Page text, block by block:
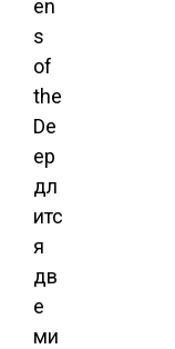
en
s
of
the
De
ep
дл
итс
я
дв
е
ми